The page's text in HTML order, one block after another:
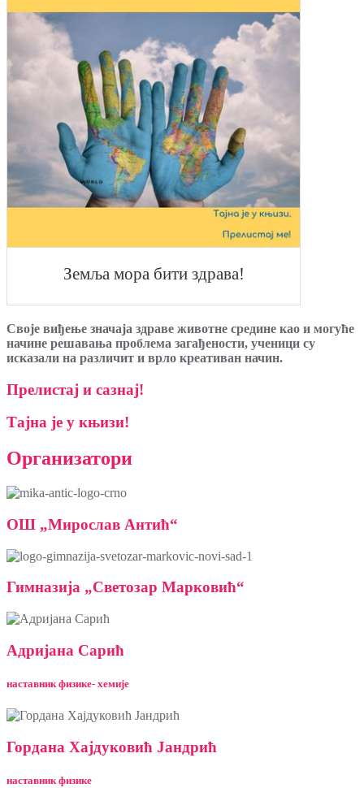
Земља мора бити здрава!
Своје виђење значаја здраве животне средине као и могуће
начине решавања проблема загађености, ученици су
исказали на различит и врло креативан начин.
Прелистај и сазнај!
Тајна је у књизи!
Организатори
ОШ „Мирослав Антић“
Гимназија „Светозар Марковић“
Адријана Сарић
наставник физике- хемије
Гордана Хајдуковић Јандрић
наставник физике